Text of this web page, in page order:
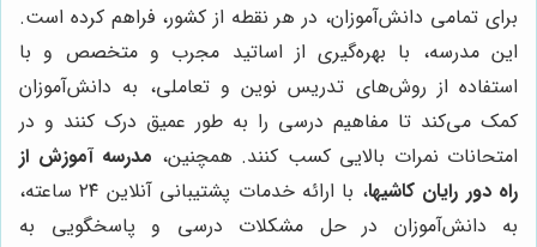
برای تمامی دانش‌آموزان، در هر نقطه از کشور، فراهم کرده است.
این مدرسه، با بهره‌گیری از اساتید مجرب و متخصص و با
استفاده از روش‌های تدریس نوین و تعاملی، به دانش‌آموزان
کمک می‌کند تا مفاهیم درسی را به طور عمیق درک کنند و در
امتحانات نمرات بالایی کسب کنند. همچنین، مدرسه آموزش از
راه دور رایان کاشیها
، با ارائه خدمات پشتیبانی آنلاین ۲۴ ساعته،
به دانش‌آموزان در حل مشکلات درسی و پاسخگویی به